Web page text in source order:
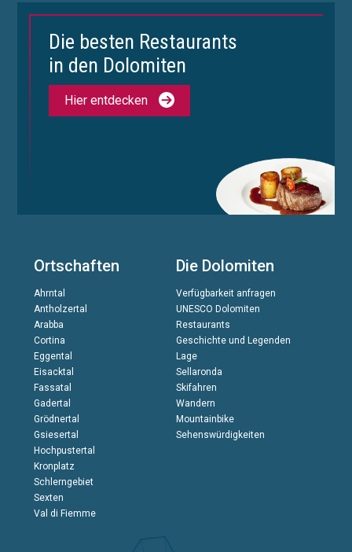
Die besten Restaurants
in den Dolomiten
Hier entdecken
Ortschaften
Ahrntal
Antholzertal
Arabba
Cortina
Eggental
Eisacktal
Fassatal
Gadertal
Grödnertal
Gsiesertal
Hochpustertal
Kronplatz
Schlerngebiet
Sexten
Val di Fiemme
Die Dolomiten
Verfügbarkeit anfragen
UNESCO Dolomiten
Restaurants
Geschichte und Legenden
Lage
Sellaronda
Skifahren
Wandern
Mountainbike
Sehenswürdigkeiten